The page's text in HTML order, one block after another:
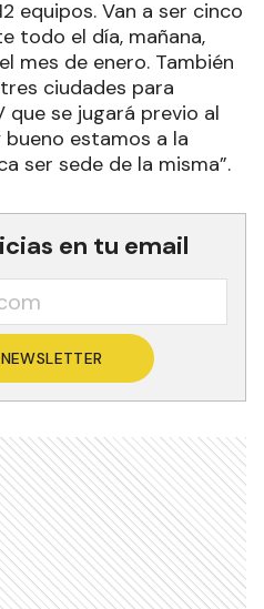
la cancha, llega el
y se mantiene Tomás
anterior muy buena.
cerrar el resto de las
a la base de
Cabrera, Aquino,
deslizó Rojas.
y el mánager
a ser un gran desafío.
una responsabilidad
desde la logística,
y todo lo
equipos. Van a ser cinco
ciudades para
que se jugará previo al
estamos a la
ser sede de la misma”.
en tu email